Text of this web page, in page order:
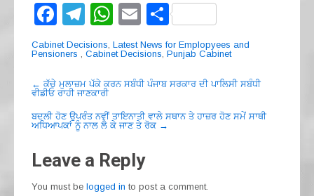
F
a
c
e
b
o
k
T
el
e
gr
a
m
W
h
at
s
p
E
m
ail
S
h
ar
e
Cabinet Decisions Latest News for Emplopyees and
Pensioners
Cabinet Decisions Punjab Cabinet
Post
navigation
← ਕੱਚੇ ਮੁਲਾਜ਼ਮ ਪੱਕੇ ਕਰਨ ਸਬੰਧੀ ਪੰਜਾਬ ਸਰਕਾਰ ਦੀ ਪਾਲਿਸੀ ਸਬੰਧੀ
ਵੀਡੀਓ ਰਾਹੀ ਜਾਣਕਾਰੀ
ਬਦਲੀ ਹੋਣ ਉਪਰੰਤ ਨਵੀਂ ਤਾਇਨਾਤੀ ਵਾਲੇ ਸਥਾਨ ਤੇ ਹਾਜ਼ਰ ਹੋਣ ਸਮੇਂ ਸਾਥੀ
ਅਧਿਆਪਕਾਂ ਨੂੰ ਨਾਲ ਲੈ ਕੇ ਜਾਣ ਤੇ ਰੋਕ →
Leave a Reply
You must be logged in to post a comment.